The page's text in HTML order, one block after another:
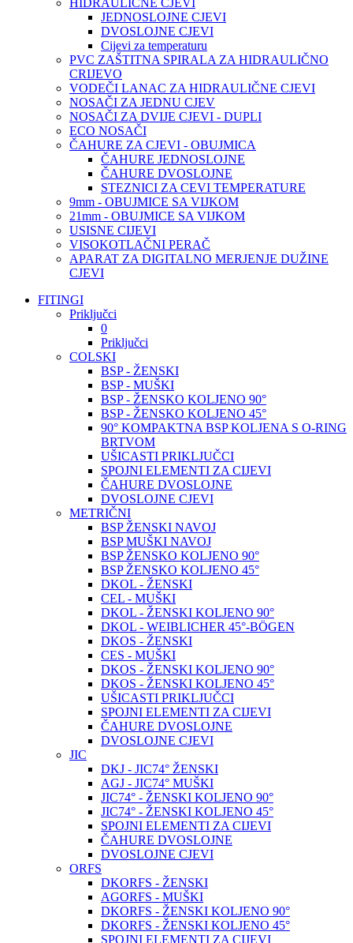
HIDRAULIČNE CJEVI
JEDNOSLOJNE CJEVI
DVOSLOJNE CJEVI
Cijevi za temperaturu
PVC ZAŠTITNA SPIRALA ZA HIDRAULIČNO
CRIJEVO
VODEČI LANAC ZA HIDRAULIČNE CJEVI
NOSAČI ZA JEDNU CJEV
NOSAČI ZA DVIJE CJEVI - DUPLI
ECO NOSAČI
ČAHURE ZA CJEVI - OBUJMICA
ČAHURE JEDNOSLOJNE
ČAHURE DVOSLOJNE
STEZNICI ZA CEVI TEMPERATURE
9mm - OBUJMICE SA VIJKOM
21mm - OBUJMICE SA VIJKOM
USISNE CIJEVI
VISOKOTLAČNI PERAČ
APARAT ZA DIGITALNO MERJENJE DUŽINE
CJEVI
FITINGI
Priključci
0
Priključci
COLSKI
BSP - ŽENSKI
BSP - MUŠKI
BSP - ŽENSKO KOLJENO 90°
BSP - ŽENSKO KOLJENO 45°
90° KOMPAKTNA BSP KOLJENA S O-RING
BRTVOM
UŠICASTI PRIKLJUČCI
SPOJNI ELEMENTI ZA CIJEVI
ČAHURE DVOSLOJNE
DVOSLOJNE CJEVI
METRIČNI
BSP ŽENSKI NAVOJ
BSP MUŠKI NAVOJ
BSP ŽENSKO KOLJENO 90°
BSP ŽENSKO KOLJENO 45°
DKOL - ŽENSKI
CEL - MUŠKI
DKOL - ŽENSKI KOLJENO 90°
DKOL - WEIBLICHER 45°-BÖGEN
DKOS - ŽENSKI
CES - MUŠKI
DKOS - ŽENSKI KOLJENO 90°
DKOS - ŽENSKI KOLJENO 45°
UŠICASTI PRIKLJUČCI
SPOJNI ELEMENTI ZA CIJEVI
ČAHURE DVOSLOJNE
DVOSLOJNE CJEVI
JIC
DKJ - JIC74° ŽENSKI
AGJ - JIC74° MUŠKI
JIC74° - ŽENSKI KOLJENO 90°
JIC74° - ŽENSKI KOLJENO 45°
SPOJNI ELEMENTI ZA CIJEVI
ČAHURE DVOSLOJNE
DVOSLOJNE CJEVI
ORFS
DKORFS - ŽENSKI
AGORFS - MUŠKI
DKORFS - ŽENSKI KOLJENO 90°
DKORFS - ŽENSKI KOLJENO 45°
SPOJNI ELEMENTI ZA CIJEVI